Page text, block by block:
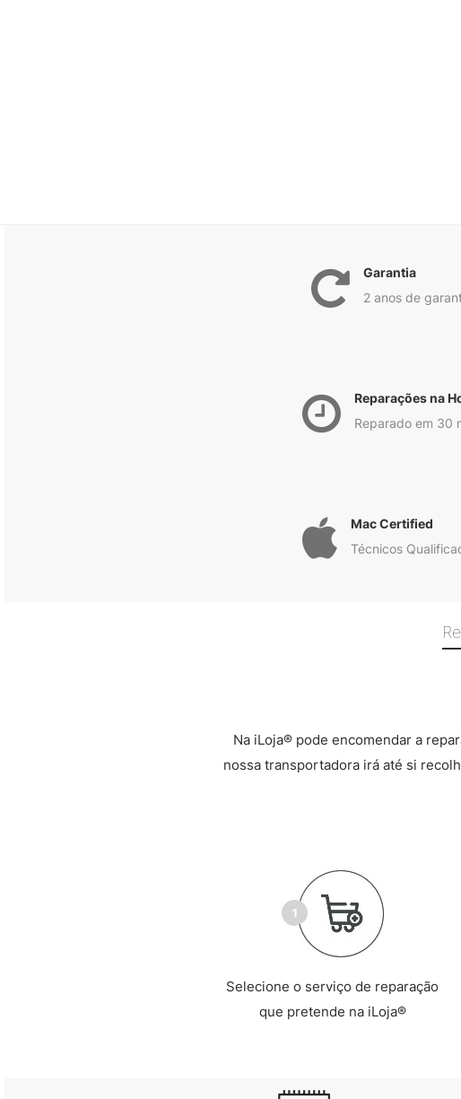
Garantia
2 anos de
Reparações na
Reparado em 30
Mac Certified
Técnicos
Na iLoja® pode encomendar a
nossa transportadora irá até si
Selecione o serviço de reparação
que pretende na iLoja®